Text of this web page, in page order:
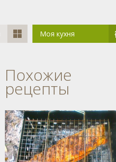
Моя кухня
Похожие
рецепты